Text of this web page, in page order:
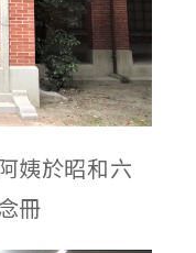
姨於昭和六
冊